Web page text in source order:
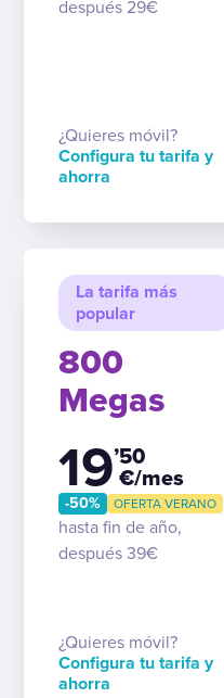
después 29€
¿Quieres móvil?
Configura tu tarifa y
ahorra
La tarifa más
popular
800
Megas
19’50
€/mes
-50% OFERTA VERANO
hasta fin de año,
después 39€
¿Quieres móvil?
Configura tu tarifa y
ahorra